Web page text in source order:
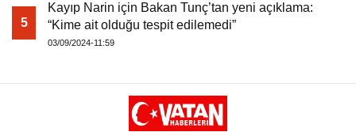
5
Kayıp Narin için Bakan Tunç’tan yeni açıklama:
“Kime ait olduğu tespit edilemedi”
03/09/2024-11:59